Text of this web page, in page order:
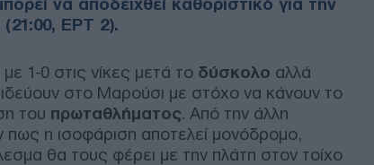
να αποδειχθεί καθοριστικό για την
(21:00, ΕΡΤ 2).
1-0 στις νίκες μετά το δύσκολο αλλά
στο Μαρούσι με στόχο να κάνουν το
του πρωταθλήματος. Από την άλλη
πως η ισοφάριση αποτελεί μονόδρομο,
θα τους φέρει με την πλάτη στον τοίχο